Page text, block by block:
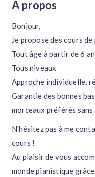
À propos
Bonjour,
Je propose des cours
Tout âge à partir de 6
Tous niveaux
Approche individuelle,
Garantie des bonnes
morceaux préférés
N'hésitez pas à me
cours !
Au plaisir de vous
monde pianistique